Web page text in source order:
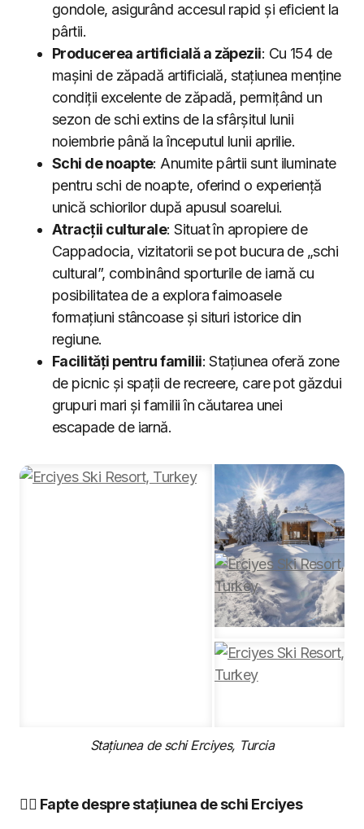
gondole, asigurând accesul rapid și eficient la
pârtii.
Producerea artificială a zăpezii: Cu 154 de
mașini de zăpadă artificială, stațiunea menține
condiții excelente de zăpadă, permițând un
sezon de schi extins de la sfârșitul lunii
noiembrie până la începutul lunii aprilie.
Schi de noapte: Anumite pârtii sunt iluminate
pentru schi de noapte, oferind o experiență
unică schiorilor după apusul soarelui.
Atracții culturale: Situat în apropiere de
Cappadocia, vizitatorii se pot bucura de „schi
cultural”, combinând sporturile de iarnă cu
posibilitatea de a explora faimoasele
formațiuni stâncoase și situri istorice din
regiune.
Facilități pentru familii: Stațiunea oferă zone
de picnic și spații de recreere, care pot găzdui
grupuri mari și familii în căutarea unei
escapade de iarnă.
Stațiunea de schi Erciyes, Turcia
🏂🏼 Fapte despre stațiunea de schi Erciyes